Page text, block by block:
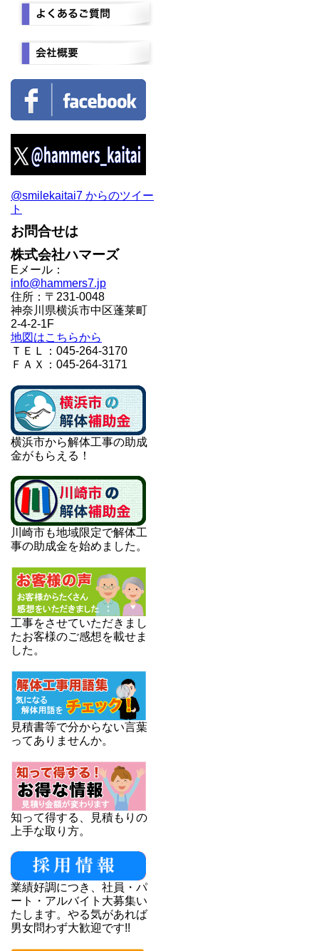
@smilekaitai7 からのツイー
ト
お問合せは
株式会社ハマーズ
Eメール：
info@hammers7.jp
住所：〒231-0048
神奈川県横浜市中区蓬莱町
2-4-2-1F
地図はこちらから
ＴＥＬ：045-264-3170
ＦＡＸ：045-264-3171
横浜市から解体工事の助成
金がもらえる！
川崎市も地域限定で解体工
事の助成金を始めました。
工事をさせていただきまし
たお客様のご感想を載せま
した。
見積書等で分からない言葉
ってありませんか。
知って得する、見積もりの
上手な取り方。
業績好調につき、社員・パ
ート・アルバイト大募集い
たします。やる気があれば
男女問わず大歓迎です!!